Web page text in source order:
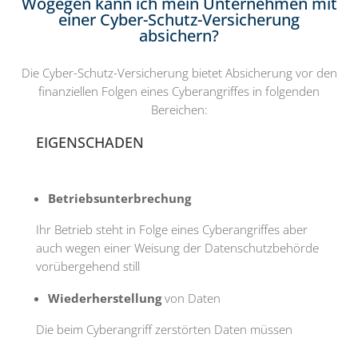
einer Cyber-Schutz-Versicherung
absichern?
Die Cyber-Schutz-Versicherung bietet Absicherung vor den
finanziellen Folgen eines Cyberangriffes in folgenden
Bereichen:
EIGENSCHADEN
Betriebsunterbrechung
Ihr Betrieb steht in Folge eines Cyberangriffes aber
auch wegen einer Weisung der Datenschutzbehörde
vorübergehend still
Wiederherstellungvon Daten
Die beim Cyberangriff zerstörten Daten müssen